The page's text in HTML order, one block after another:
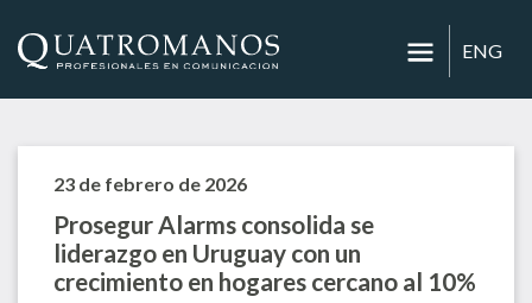
ENG
23 de febrero de 2026
Prosegur Alarms consolida se
liderazgo en Uruguay con un
crecimiento en hogares cercano al 10%